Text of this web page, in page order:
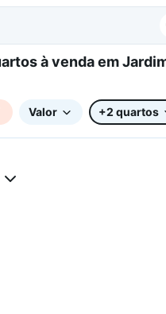
Edgar
Valor +2 quartos